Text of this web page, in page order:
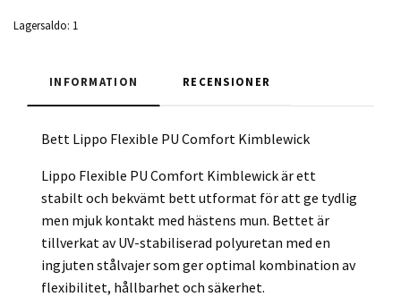
Lagersaldo: 1
INFORMATION RECENSIONER
Bett Lippo Flexible PU Comfort Kimblewick
Lippo Flexible PU Comfort Kimblewick är ett
stabilt och bekvämt bett utformat för att ge tydlig
men mjuk kontakt med hästens mun. Bettet är
tillverkat av UV-stabiliserad polyuretan med en
ingjuten stålvajer som ger optimal kombination av
flexibilitet, hållbarhet och säkerhet.